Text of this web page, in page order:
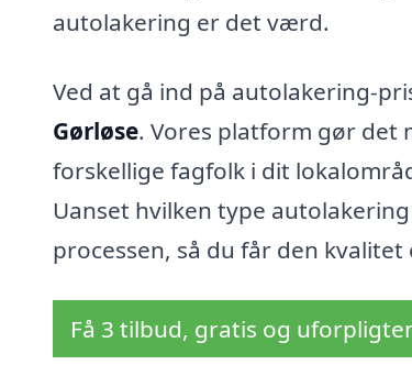
autolakering er det værd.
Ved at gå ind på autolakering-
Gørløse. Vores platform gør det
forskellige fagfolk i dit
Uanset hvilken type
processen, så du får den
Få 3 tilbud, gratis og